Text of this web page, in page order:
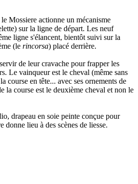
Mossiere actionne un mécanisme
sur la ligne de départ. Les neuf
ligne s'élancent, bientôt suivi sur la
(le rincorsa) placé derrière.
de leur cravache pour frapper les
Le vainqueur est le cheval (même sans
course en tête... avec ses ornements de
la course est le deuxième cheval et non le
drapeau en soie peinte conçue pour
donne lieu à des scènes de liesse.